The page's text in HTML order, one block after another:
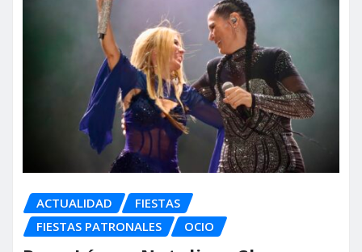
ACTUALIDAD
FIESTAS
FIESTAS PATRONALES
OCIO